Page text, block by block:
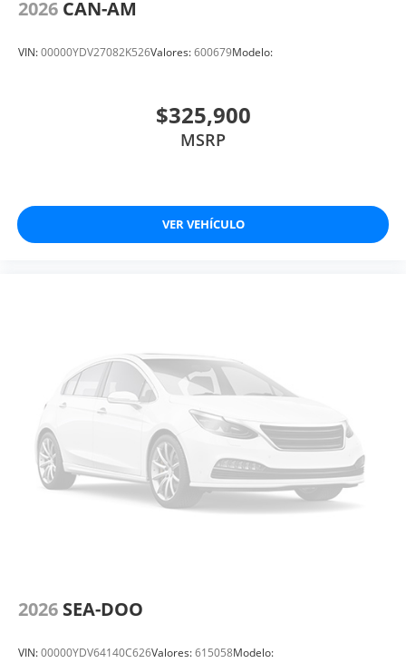
2026 CAN-AM
VIN:00000YDV27082K526Valores:600679Modelo:
$325,900
MSRP
VER VEHÍCULO
2026 SEA-DOO
VIN:00000YDV64140C626Valores:615058Modelo: